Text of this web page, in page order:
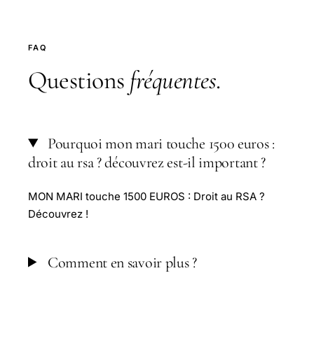
FAQ
Questions fréquentes.
Pourquoi mon mari touche 1500 euros :
droit au rsa ? découvrez est-il important ?
MON MARI touche 1500 EUROS : Droit au RSA ?
Découvrez !
Comment en savoir plus ?